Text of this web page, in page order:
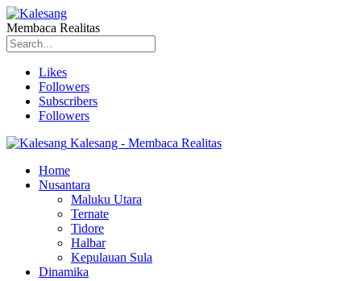
Membaca Realitas
Likes
Followers
Subscribers
Followers
Kalesang - Membaca Realitas
Home
Nusantara
Maluku Utara
Ternate
Tidore
Halbar
Kepulauan Sula
Dinamika